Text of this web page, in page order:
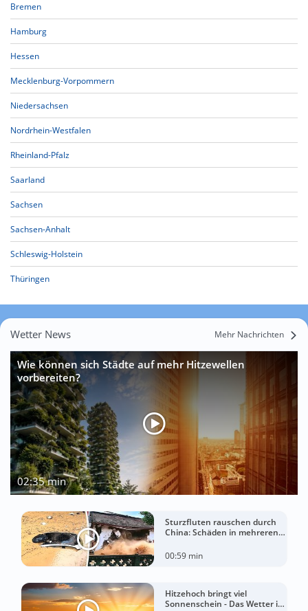
Bremen
Hamburg
Hessen
Mecklenburg-Vorpommern
Niedersachsen
Nordrhein-Westfalen
Rheinland-Pfalz
Saarland
Sachsen
Sachsen-Anhalt
Schleswig-Holstein
Thüringen
Wetter News Mehr Nachrichten
Wie können sich Städte auf mehr Hitzewellen
vorbereiten?
02:35 min
Sturzfluten rauschen durch
China: Schäden in mehreren
00:59 min
Hitzehoch bringt viel
Sonnenschein - Das Wetter in